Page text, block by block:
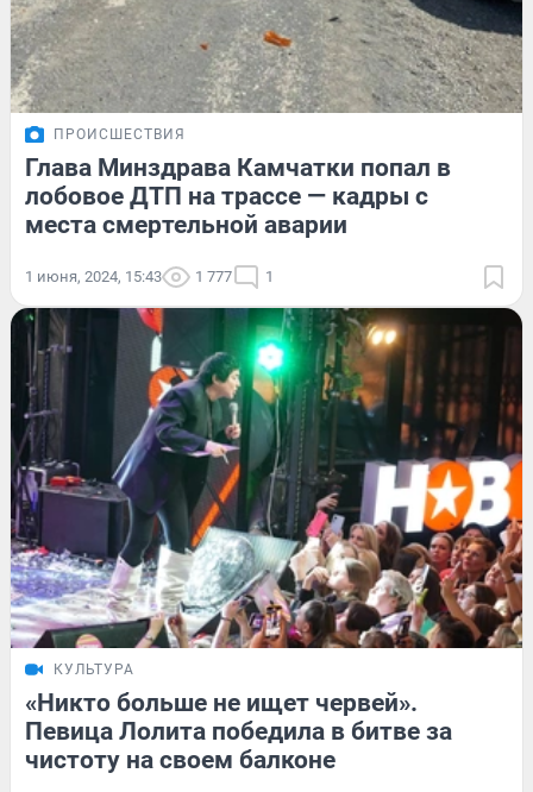
ПРОИСШЕСТВИЯ
Глава Минздрава Камчатки попал в
лобовое ДТП на трассе — кадры с
места смертельной аварии
1 июня, 2024, 15:43 1 777 1
КУЛЬТУРА
«Никто больше не ищет червей».
Певица Лолита победила в битве за
чистоту на своем балконе